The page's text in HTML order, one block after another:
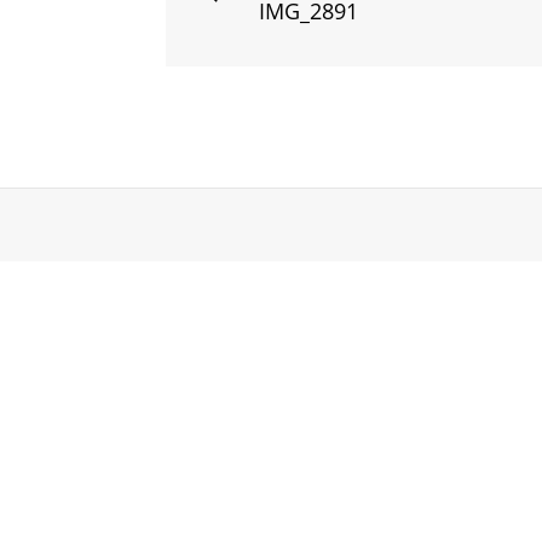
navigation
Post
IMG_2891